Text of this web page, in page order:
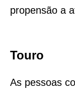
propensão a
Touro
As pessoas